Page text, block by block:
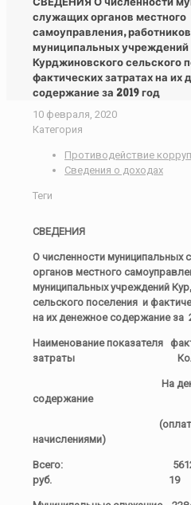
служащих органов местного
самоуправления, работников
муниципальных учреждений
Курджиновского сельского
фактических затратах на их
содержание за 2019 год
10 февраля, 2020
Категория
Противодействие
Сведения о доходах
Теги
СВЕДЕНИЯ
О численности муниципальных
органов местного
муниципальных учреждений
сельского поселения и
на их денежное содержание за
Наименование показателя
затраты
На
содержание
(оплата
начислениями)
Всего: 5612,2
руб. 19